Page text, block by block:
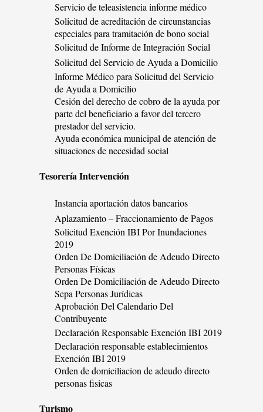
Servicio de teleasistencia informe médico
Solicitud de acreditación de circunstancias
especiales para tramitación de bono social
Solicitud de Informe de Integración Social
Solicitud del Servicio de Ayuda a Domicilio
Informe Médico para Solicitud del Servicio
de Ayuda a Domicilio
Cesión del derecho de cobro de la ayuda por
parte del beneficiario a favor del tercero
prestador del servicio.
Ayuda económica municipal de atención de
situaciones de necesidad social
Tesorería Intervención
Instancia aportación datos bancarios
Aplazamiento – Fraccionamiento de Pagos
Solicitud Exención IBI Por Inundaciones
2019
Orden De Domiciliación de Adeudo Directo
Personas Físicas
Orden De Domiciliación de Adeudo Directo
Sepa Personas Jurídicas
Aprobación Del Calendario Del
Contribuyente
Declaración Responsable Exención IBI 2019
Declaración responsable establecimientos
Exención IBI 2019
Orden de domiciliacion de adeudo directo
personas fisicas
Turismo